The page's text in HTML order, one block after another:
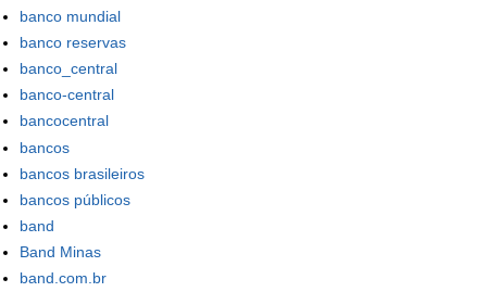
banco mundial
banco reservas
banco_central
banco-central
bancocentral
bancos
bancos brasileiros
bancos públicos
band
Band Minas
band.com.br